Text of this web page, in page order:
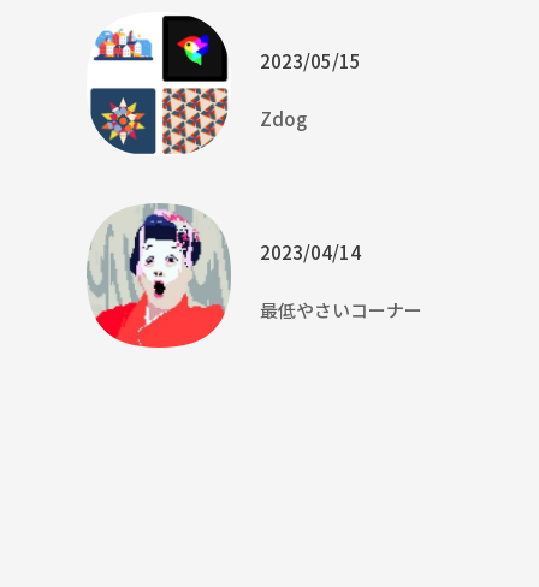
2023/05/15
Zdog
2023/04/14
最低やさいコーナー